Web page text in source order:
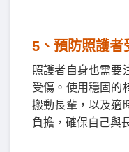
5️ 、 預防照護者
照護者自身也需要
受傷。使用穩固的
搬動長輩，以及適
負擔，確保自己與